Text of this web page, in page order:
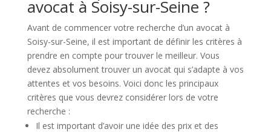
avocat à Soisy-sur-Seine ?
Avant de commencer votre recherche d’un avocat à
Soisy-sur-Seine, il est important de définir les critères à
prendre en compte pour trouver le meilleur. Vous
devez absolument trouver un avocat qui s’adapte à vos
attentes et vos besoins. Voici donc les principaux
critères que vous devrez considérer lors de votre
recherche :
Il est important d’avoir une idée des prix et des